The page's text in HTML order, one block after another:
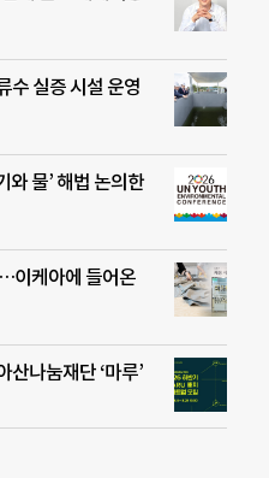
수 실증 시설 운영
와 물’ 해법 논의한
이케아에 들어온
나눔재단 ‘마루’